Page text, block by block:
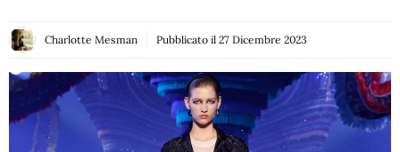
Charlotte Mesman Pubblicato il 27 Dicembre 2023